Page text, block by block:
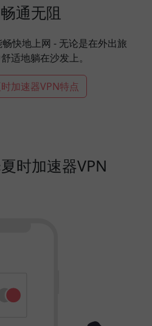
通无阻
快地上网 - 无论是在外出旅
适地躺在沙发上。
加速器VPN特点
时加速器VPN